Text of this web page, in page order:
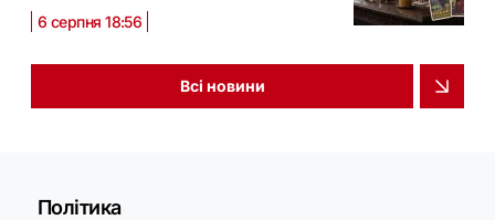
6 серпня 18:56
Всі новини
Політика